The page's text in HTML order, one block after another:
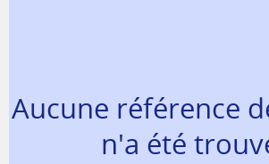
Aucune référence
n'a été